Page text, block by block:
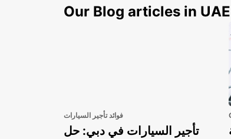
Our Blog articles in
فوائد تأجير السيارات
تأجير السيارات في دبي: حل